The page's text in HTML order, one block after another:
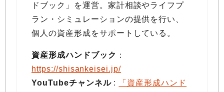
ドブック」を運営。家計相談やライフプ
ラン・シミュレーションの提供を行い、
個人の資産形成をサポートしている。
資産形成ハンドブック ：
https://shisankeisei.jp/
YouTubeチャンネル:
「資産形成ハンド